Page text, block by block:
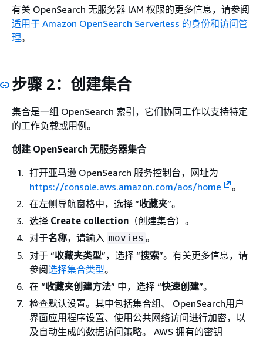
有关 OpenSearch 无服务器 IAM 权限的更多信息，请参阅
适用于 Amazon OpenSearch Serverless 的身份和访问管
理。
步骤 2：创建集合
集合是一组 OpenSearch 索引，它们协同工作以支持特定
的工作负载或用例。
创建 OpenSearch 无服务器集合
打开亚马逊 OpenSearch 服务控制台，网址为
https://console.aws.amazon.com/aos/home
。
在左侧导航窗格中，选择 “收藏夹”。
选择 Create collection （创建集合）。
对于名称，请输入 movies 。
对于 “收藏夹类型”，选择 “搜索”。有关更多信息，请
参阅选择集合类型。
在 “收藏夹创建方法” 中，选择 “快速创建”。
检查默认设置。其中包括集合组、 OpenSearch用户
界面应用程序设置、使用公共网络访问进行加密，以
及自动生成的数据访问策略。 AWS 拥有的密钥